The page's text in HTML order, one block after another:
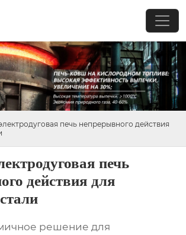
печь непрерывного действия
печь
действия для
решение для